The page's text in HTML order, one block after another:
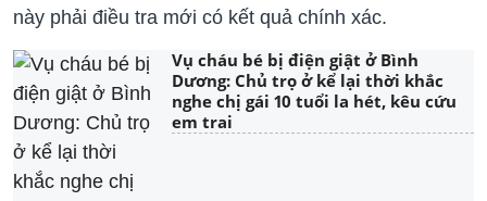
này phải điều tra mới có kết quả chính xác.
Vụ cháu bé bị điện giật ở Bình
Dương: Chủ trọ ở kể lại thời khắc
nghe chị gái 10 tuổi la hét, kêu cứu
em trai